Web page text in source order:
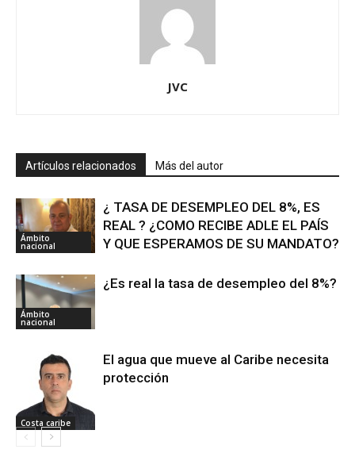
JVC
Artículos relacionados Más del autor
Ámbito
nacional
¿ TASA DE DESEMPLEO DEL 8%, ES
REAL ? ¿COMO RECIBE ADLE EL PAÍS
Y QUE ESPERAMOS DE SU MANDATO?
Ámbito
nacional
¿Es real la tasa de desempleo del 8%?
Costa caribe
El agua que mueve al Caribe necesita
protección